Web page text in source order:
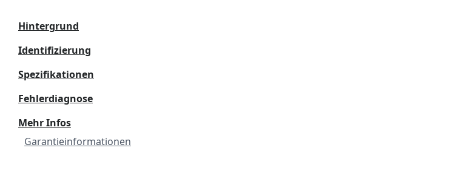
Hintergrund
Identifizierung
Spezifikationen
Fehlerdiagnose
Mehr Infos
Garantieinformationen